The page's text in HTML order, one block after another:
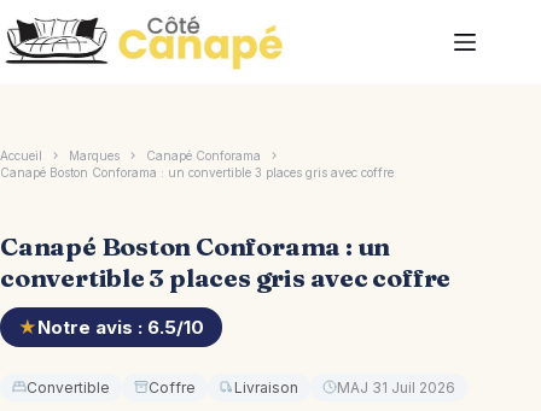
au
contenu
Accueil Marques
Canapé Conforama
Canapé Boston Conforama : un convertible 3 places gris avec coffre
Canapé Boston Conforama : un
convertible 3 places gris avec coffre
★Notre avis : 6.5/10
Convertible Coffre Livraison MAJ 31 Juil 2026